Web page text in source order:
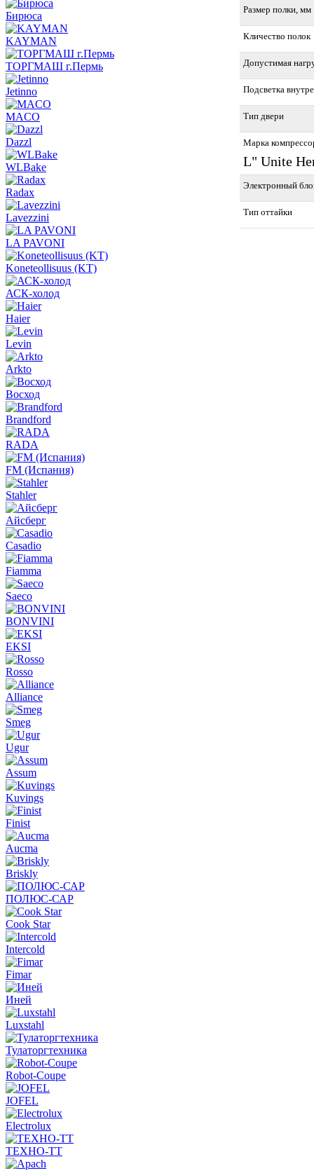
Размер полки, мм
Кличество полок
Допустимая
Подсветка
Тип двери
Марка
L" Unite
Электронный
Тип оттайки
Бирюса
KAYMAN
ТОРГМАШ г.Пермь
Jetinno
MACO
Dazzl
WLBake
Radax
Lavezzini
LA PAVONI
Koneteollisuus (KT)
АСК-холод
Haier
Levin
Arkto
Восход
Brandford
RADA
FM (Испания)
Stahler
Айсберг
Casadio
Fiamma
Saeco
BONVINI
EKSI
Rosso
Alliance
Smeg
Ugur
Assum
Kuvings
Finist
Aucma
Briskly
ПОЛЮС-САР
Cook Star
Intercold
Fimar
Иней
Luxstahl
Тулаторгтехника
Robot-Coupe
JOFEL
Electrolux
ТЕХНО-ТТ